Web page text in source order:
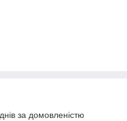
за домовленістю